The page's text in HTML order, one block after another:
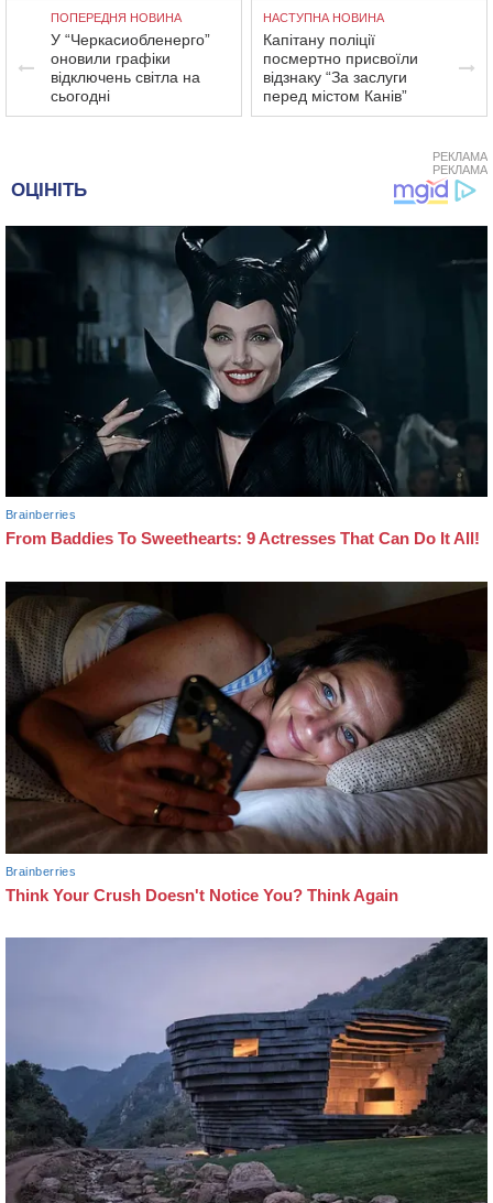
ПОПЕРЕДНЯ НОВИНА
У “Черкасиобленерго”
оновили графіки
відключень світла на
сьогодні
НАСТУПНА НОВИНА
Капітану поліції
посмертно присвоїли
відзнаку “За заслуги
перед містом Канів”
РЕКЛАМА
РЕКЛАМА